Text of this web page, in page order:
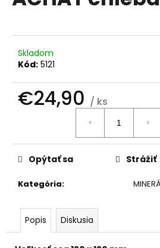
5
hviezdičiek.
Skladom
Kód: 5121
€24,90 / ks
Kategória:
Opýtať sa Strážiť
Popis Diskusia
j
s
ť
?
HĽADAŤ
O
o
r